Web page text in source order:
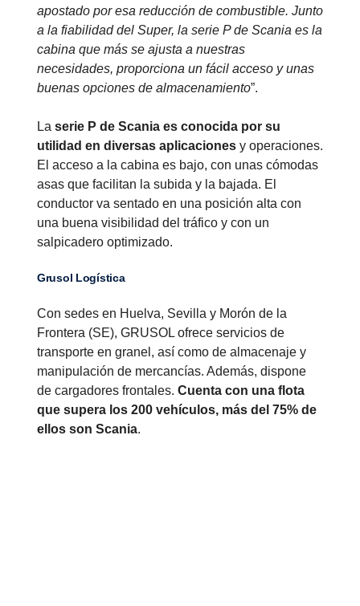
apostado por esa reducción de combustible. Junto
a la fiabilidad del Super, la serie P de Scania es la
cabina que más se ajusta a nuestras
necesidades, proporciona un fácil acceso y unas
buenas opciones de almacenamiento”.
La serie P de Scania es conocida por su
utilidad en diversas aplicaciones y operaciones.
El acceso a la cabina es bajo, con unas cómodas
asas que facilitan la subida y la bajada. El
conductor va sentado en una posición alta con
una buena visibilidad del tráfico y con un
salpicadero optimizado.
Grusol Logística
Con sedes en Huelva, Sevilla y Morón de la
Frontera (SE), GRUSOL ofrece servicios de
transporte en granel, así como de almacenaje y
manipulación de mercancías. Además, dispone
de cargadores frontales. Cuenta con una flota
que supera los 200 vehículos, más del 75% de
ellos son Scania.